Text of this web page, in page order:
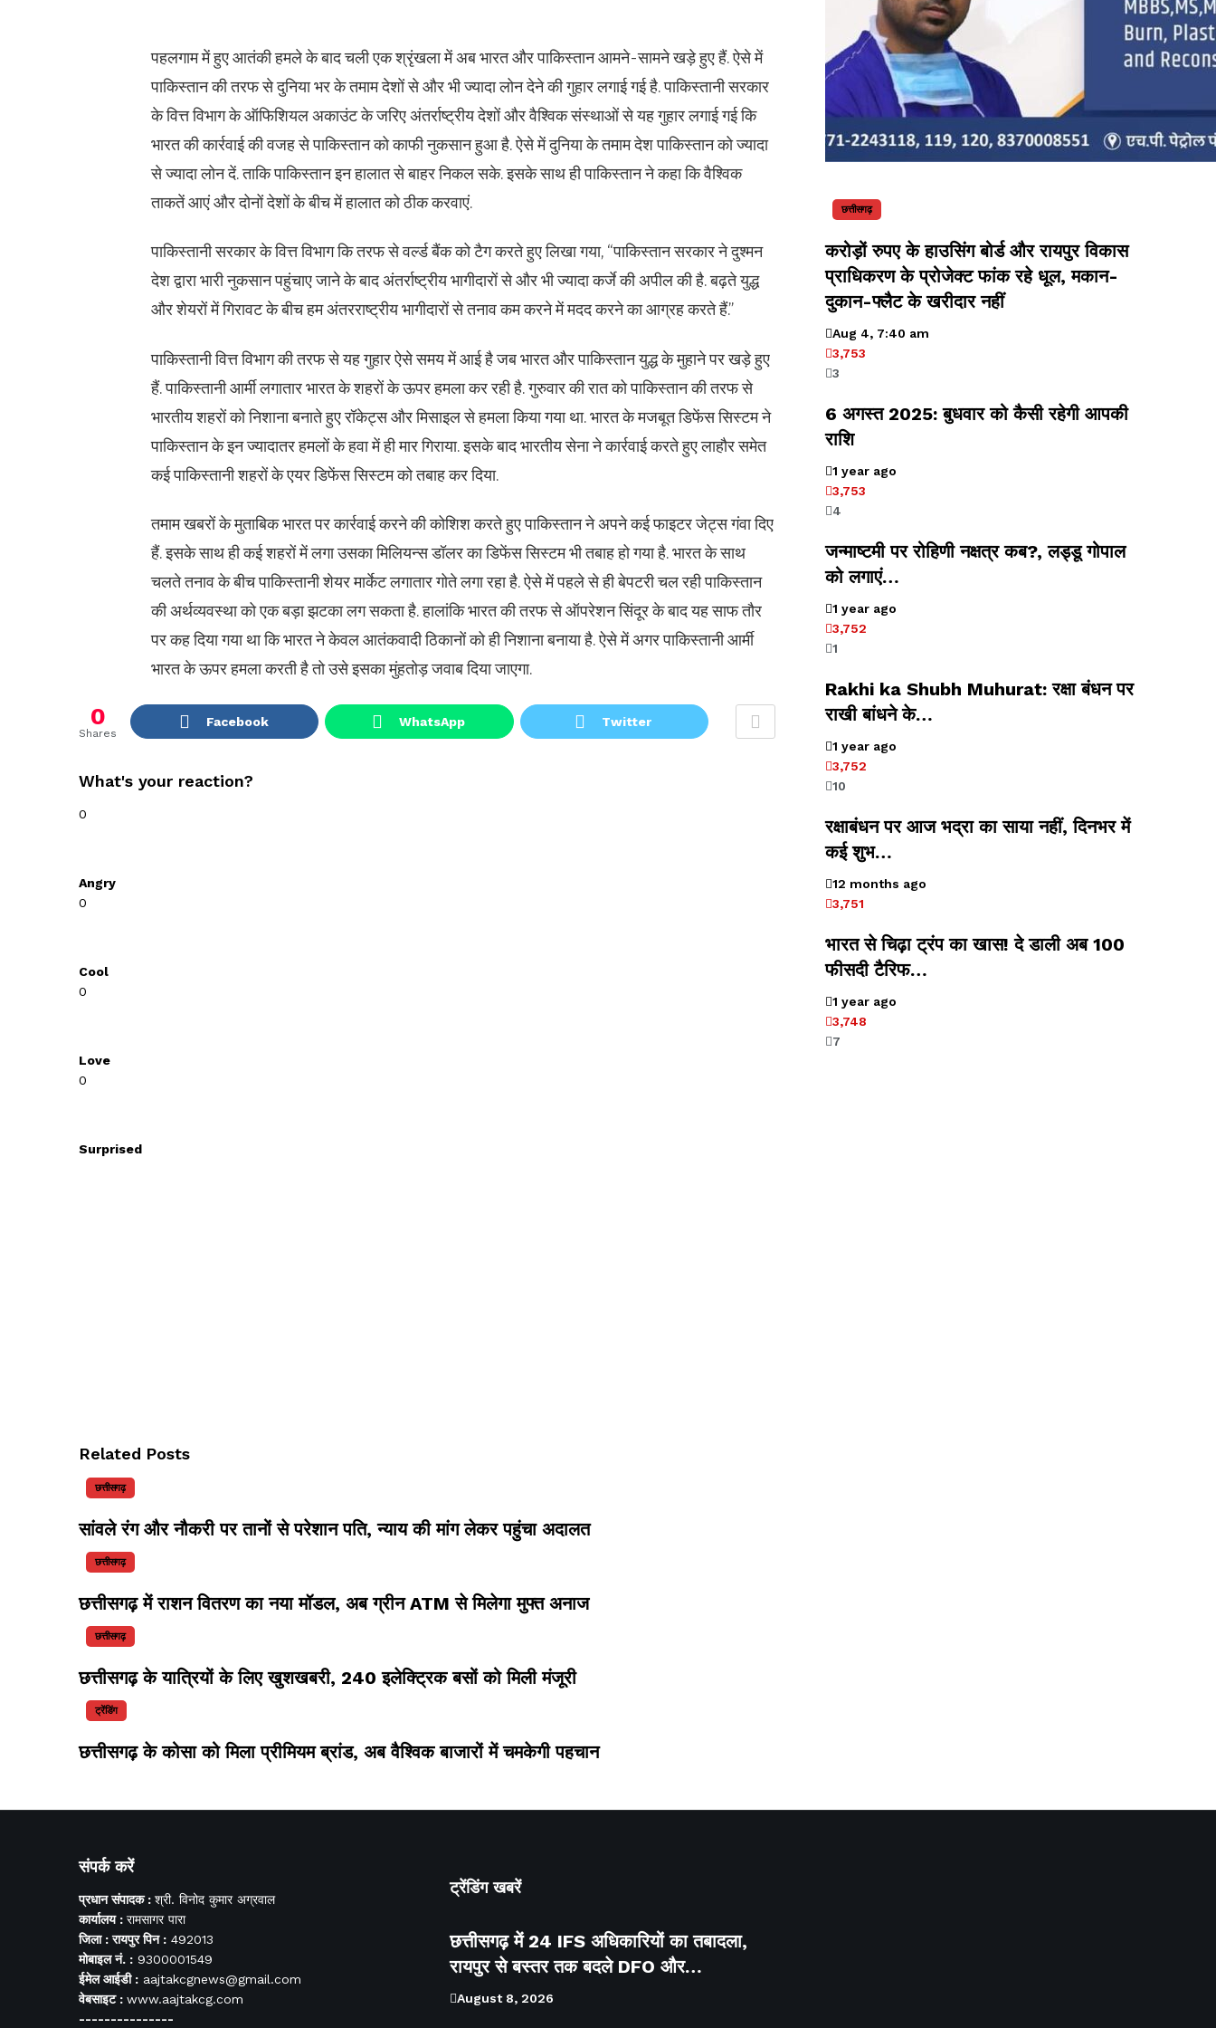
पहलगाम में हुए आतंकी हमले के बाद चली एक श्रृंखला में अब भारत और पाकिस्तान आमने-सामने खड़े हुए हैं. ऐसे में
पाकिस्तान की तरफ से दुनिया भर के तमाम देशों से और भी ज्यादा लोन देने की गुहार लगाई गई है. पाकिस्तानी सरकार
के वित्त विभाग के ऑफिशियल अकाउंट के जरिए अंतर्राष्ट्रीय देशों और वैश्विक संस्थाओं से यह गुहार लगाई गई कि
भारत की कार्रवाई की वजह से पाकिस्तान को काफी नुकसान हुआ है. ऐसे में दुनिया के तमाम देश पाकिस्तान को ज्यादा
से ज्यादा लोन दें. ताकि पाकिस्तान इन हालात से बाहर निकल सके. इसके साथ ही पाकिस्तान ने कहा कि वैश्विक
ताकतें आएं और दोनों देशों के बीच में हालात को ठीक करवाएं.
पाकिस्तानी सरकार के वित्त विभाग कि तरफ से वर्ल्ड बैंक को टैग करते हुए लिखा गया, “पाकिस्तान सरकार ने दुश्मन
देश द्वारा भारी नुकसान पहुंचाए जाने के बाद अंतर्राष्ट्रीय भागीदारों से और भी ज्यादा कर्जे की अपील की है. बढ़ते युद्ध
और शेयरों में गिरावट के बीच हम अंतरराष्ट्रीय भागीदारों से तनाव कम करने में मदद करने का आग्रह करते हैं.”
पाकिस्तानी वित्त विभाग की तरफ से यह गुहार ऐसे समय में आई है जब भारत और पाकिस्तान युद्ध के मुहाने पर खड़े हुए
हैं. पाकिस्तानी आर्मी लगातार भारत के शहरों के ऊपर हमला कर रही है. गुरुवार की रात को पाकिस्तान की तरफ से
भारतीय शहरों को निशाना बनाते हुए रॉकेट्स और मिसाइल से हमला किया गया था. भारत के मजबूत डिफेंस सिस्टम ने
पाकिस्तान के इन ज्यादातर हमलों के हवा में ही मार गिराया. इसके बाद भारतीय सेना ने कार्रवाई करते हुए लाहौर समेत
कई पाकिस्तानी शहरों के एयर डिफेंस सिस्टम को तबाह कर दिया.
तमाम खबरों के मुताबिक भारत पर कार्रवाई करने की कोशिश करते हुए पाकिस्तान ने अपने कई फाइटर जेट्स गंवा दिए
हैं. इसके साथ ही कई शहरों में लगा उसका मिलियन्स डॉलर का डिफेंस सिस्टम भी तबाह हो गया है. भारत के साथ
चलते तनाव के बीच पाकिस्तानी शेयर मार्केट लगातार गोते लगा रहा है. ऐसे में पहले से ही बेपटरी चल रही पाकिस्तान
की अर्थव्यवस्था को एक बड़ा झटका लग सकता है. हालांकि भारत की तरफ से ऑपरेशन सिंदूर के बाद यह साफ तौर
पर कह दिया गया था कि भारत ने केवल आतंकवादी ठिकानों को ही निशाना बनाया है. ऐसे में अगर पाकिस्तानी आर्मी
भारत के ऊपर हमला करती है तो उसे इसका मुंहतोड़ जवाब दिया जाएगा.
0
Shares
Facebook WhatsApp Twitter
What's your reaction?
0
Angry
0
Cool
0
Love
0
Surprised
छत्तीसगढ़
करोड़ों रुपए के हाउसिंग बोर्ड और रायपुर विकास
प्राधिकरण के प्रोजेक्ट फांक रहे धूल, मकान-
दुकान-फ्लैट के खरीदार नहीं
Aug 4, 7:40 am
3,753
3
6 अगस्त 2025: बुधवार को कैसी रहेगी आपकी
राशि
1 year ago
3,753
4
जन्माष्टमी पर रोहिणी नक्षत्र कब?, लड्डू गोपाल
को लगाएं…
1 year ago
3,752
1
Rakhi ka Shubh Muhurat: रक्षा बंधन पर
राखी बांधने के…
1 year ago
3,752
10
रक्षाबंधन पर आज भद्रा का साया नहीं, दिनभर में
कई शुभ…
12 months ago
3,751
भारत से चिढ़ा ट्रंप का खास! दे डाली अब 100
फीसदी टैरिफ…
1 year ago
3,748
7
Related Posts
छत्तीसगढ़
सांवले रंग और नौकरी पर तानों से परेशान पति, न्याय की मांग लेकर पहुंचा अदालत
छत्तीसगढ़
छत्तीसगढ़ में राशन वितरण का नया मॉडल, अब ग्रीन ATM से मिलेगा मुफ्त अनाज
छत्तीसगढ़
छत्तीसगढ़ के यात्रियों के लिए खुशखबरी, 240 इलेक्ट्रिक बसों को मिली मंजूरी
ट्रेंडिंग
छत्तीसगढ़ के कोसा को मिला प्रीमियम ब्रांड, अब वैश्विक बाजारों में चमकेगी पहचान
संपर्क करें
प्रधान संपादक : श्री. विनोद कुमार अग्रवाल
कार्यालय : रामसागर पारा
जिला : रायपुर पिन : 492013
मोबाइल नं. : 9300001549
ईमेल आईडी : aajtakcgnews@gmail.com
वेबसाइट : www.aajtakcg.com
---------------
ट्रेंडिंग खबरें
छत्तीसगढ़ में 24 IFS अधिकारियों का तबादला,
रायपुर से बस्तर तक बदले DFO और…
August 8, 2026